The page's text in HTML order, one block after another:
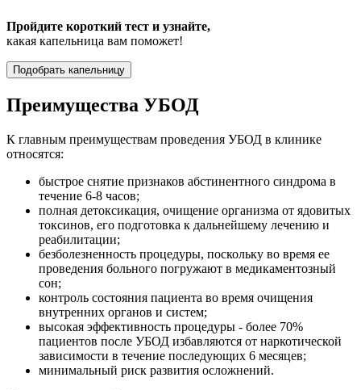
Пройдите короткий тест и узнайте,
какая капельница вам поможет!
Подобрать капельницу
Преимущества УБОД
К главным преимуществам проведения УБОД в клинике
относятся:
быстрое снятие признаков абстинентного синдрома в
течение 6-8 часов;
полная детоксикация, очищение организма от ядовитых
токсинов, его подготовка к дальнейшему лечению и
реабилитации;
безболезненность процедуры, поскольку во время ее
проведения больного погружают в медикаментозный
сон;
контроль состояния пациента во время очищения
внутренних органов и систем;
высокая эффективность процедуры - более 70%
пациентов после УБОД избавляются от наркотической
зависимости в течение последующих 6 месяцев;
минимальный риск развития осложнений.